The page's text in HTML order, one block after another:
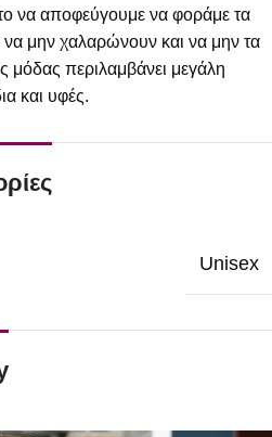
να αποφεύγουμε να φοράμε τα
να μην χαλαρώνουν και να μην τα
μόδας περιλαμβάνει μεγάλη
και υφές.
Unisex